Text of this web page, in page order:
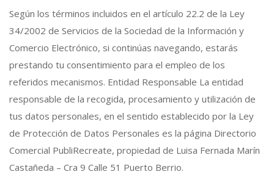
Según los términos incluidos en el artículo 22.2 de la Ley
34/2002 de Servicios de la Sociedad de la Información y
Comercio Electrónico, si continúas navegando, estarás
prestando tu consentimiento para el empleo de los
referidos mecanismos. Entidad Responsable La entidad
responsable de la recogida, procesamiento y utilización de
tus datos personales, en el sentido establecido por la Ley
de Protección de Datos Personales es la página Directorio
Comercial PubliRecreate, propiedad de Luisa Fernada Marín
Castañeda – Cra 9 Calle 51 Puerto Berrio.